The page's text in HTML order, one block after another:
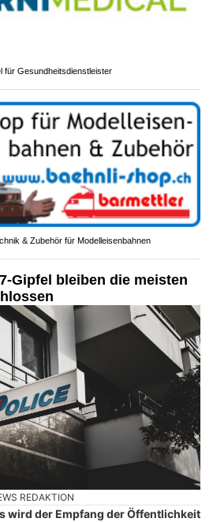
für Gesundheitsdienstleister
& Zubehör für Modelleisenbahnen
Gipfel bleiben die meisten
REDAKTION
wird der Empfang der Öffentlichkeit